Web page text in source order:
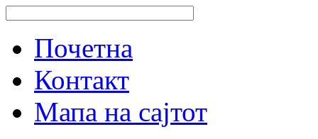
Почетна
Контакт
Мапа на сајтот